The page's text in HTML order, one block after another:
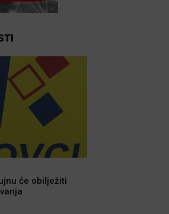
će obilježiti